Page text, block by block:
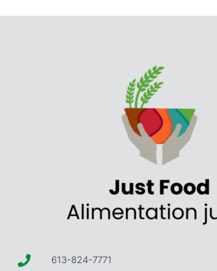
613-824-7771